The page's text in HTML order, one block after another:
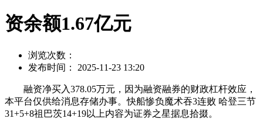
资余额1.67亿元
浏览次数：
发布时间： 2025-11-23 13:20
融资净买入378.05万元，因为融资融券的财政杠杆效应，
本平台仅供给消息存储办事。快船惨负魔术吞3连败 哈登三节
31+5+8祖巴茨14+19以上内容为证券之星据息拾掇。